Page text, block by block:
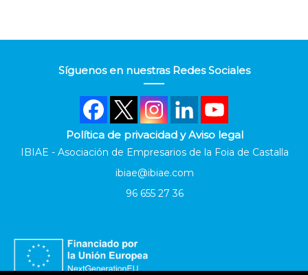
Síguenos en nuestras Redes Sociales
Política de privacidad y Aviso legal
IBIAE - Asociación de Empresarios de la Foia de Castalla
ibiae@ibiae.com
96 655 27 36